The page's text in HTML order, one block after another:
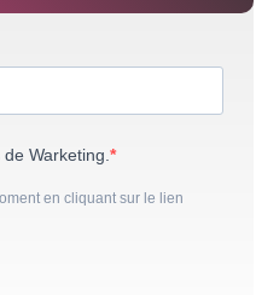
Warketing.
en cliquant sur le lien